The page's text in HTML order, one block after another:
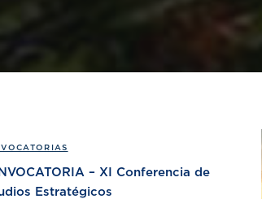
– XI Conferencia de
Estratégicos